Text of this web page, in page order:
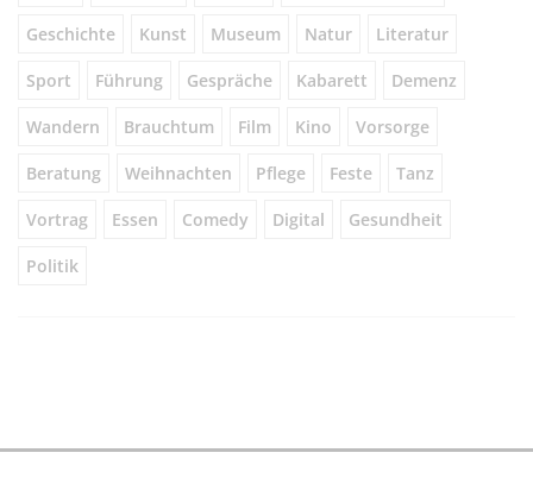
Geschichte Kunst Museum Natur Literatur
Sport Führung Gespräche Kabarett Demenz
Wandern Brauchtum Film Kino Vorsorge
Beratung Weihnachten Pflege Feste Tanz
Vortrag Essen Comedy Digital Gesundheit
Politik